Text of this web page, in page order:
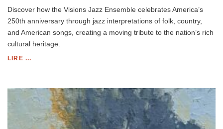
Discover how the Visions Jazz Ensemble celebrates America’s
250th anniversary through jazz interpretations of folk, country,
and American songs, creating a moving tribute to the nation’s rich
cultural heritage.
LIRE ...